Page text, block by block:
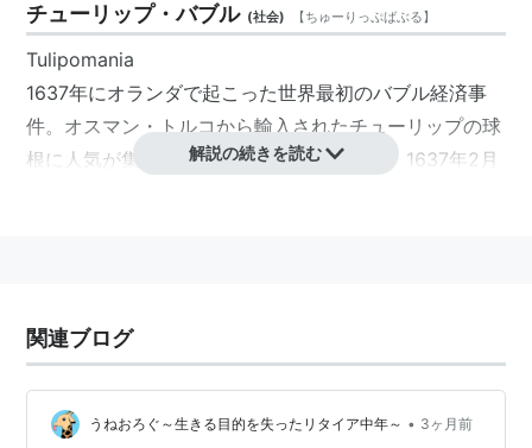
チューリップ・バブル (社会) 【ちゅーりっぷばぶる】
Tulipomania
1637年にオランダで起こった世界最初のバブル経済事
件。オスマン・トルコから輸入されたチューリップの球
根に人気が集中し、異常な高値がついたが、1637年2月
解説の続きを読む
関連ブログ
うねおろぐ～生きる目的を失ったリタイア中年～ • 3ヶ月前